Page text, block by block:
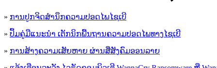
» ການປູກຈິດສໍານຶກຄວາມປອດໄພໄຊເບີ
» ປຶ້ມຄູ່ມືແນະນໍາ ເຕັກນິກພື້ນຖານຄວາມປອດໄພທາງໄຊເບີ
» ການສ້າງຄວາມເສັຍຫາຍ ຜ່ານສື່ສັງຄົມອອນລາຍ